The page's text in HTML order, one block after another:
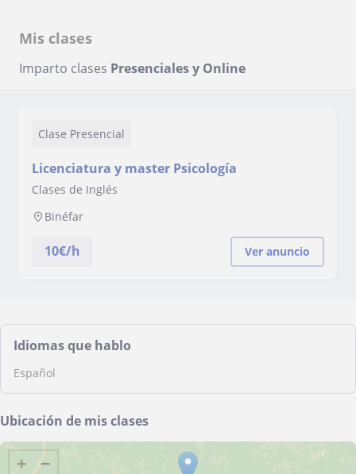
Mis clases
Imparto clases Presenciales y Online
Clase Presencial
Licenciatura y master Psicología
Clases de Inglés
Binéfar
10€/h Ver anuncio
Idiomas que hablo
Español
Ubicación de mis clases
+ −